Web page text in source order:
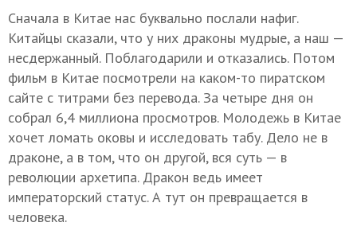
Сначала в Китае нас буквально послали нафиг.
Китайцы сказали, что у них драконы мудрые, а наш —
несдержанный. Поблагодарили и отказались. Потом
фильм в Китае посмотрели на каком-то пиратском
сайте с титрами без перевода. За четыре дня он
собрал 6,4 миллиона просмотров. Молодежь в Китае
хочет ломать оковы и исследовать табу. Дело не в
драконе, а в том, что он другой, вся суть — в
революции архетипа. Дракон ведь имеет
императорский статус. А тут он превращается в
человека.